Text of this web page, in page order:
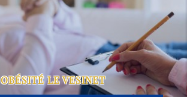
OBÉSITÉ LE VESINET